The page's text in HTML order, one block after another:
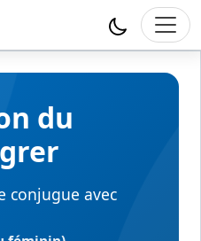
du
conjugue avec